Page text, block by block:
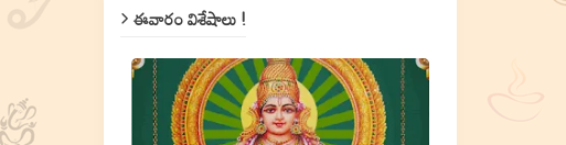
ఈవారం విశేషాలు !